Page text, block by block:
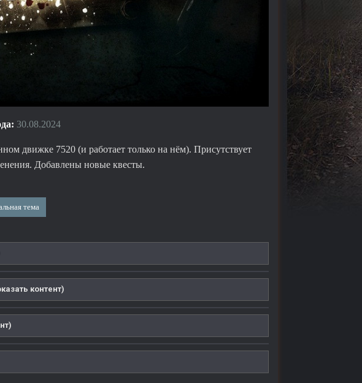
30.08.2024
движке 7520 (и работает только на нём). Присутствует
Добавлены новые квесты.
тема
контент)